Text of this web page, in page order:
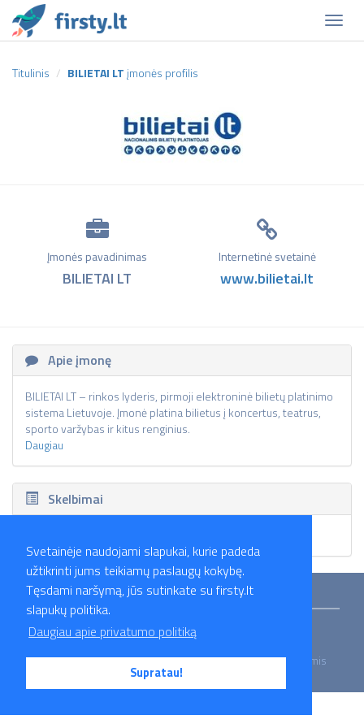
Svetainėje naudojami slapukai, kurie padeda
užtikrinti jums teikiamų paslaugų kokybę.
Tęsdami naršymą, jūs sutinkate su firsty.lt
slapukų politika.
Daugiau apie privatumo politiką
Supratau!
Titulinis BILIETAI LT įmonės profilis
Įmonės pavadinimas
BILIETAI LT
Internetinė svetainė
www.bilietai.lt
Apie įmonę
BILIETAI LT – rinkos lyderis, pirmoji elektroninė bilietų platinimo
sistema Lietuvoje. Įmonė platina bilietus į koncertus, teatrus,
sporto varžybas ir kitus renginius.
Daugiau
Skelbimai
Mokymai Straipsniai Darbo skelbimai Darbdaviai Partneriai
2026 Firsty.lt - Visos teisės saugomos. Susisiekite su mumis
- info@firsty.lt